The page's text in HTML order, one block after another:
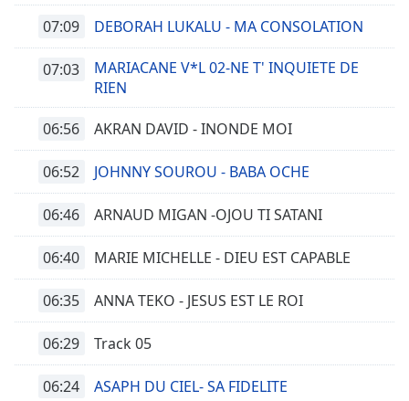
07:09 DEBORAH LUKALU - MA CONSOLATION
07:03
MARIACANE V*L 02-NE T' INQUIETE DE
RIEN
06:56 AKRAN DAVID - INONDE MOI
06:52 JOHNNY SOUROU - BABA OCHE
06:46 ARNAUD MIGAN -OJOU TI SATANI
06:40 MARIE MICHELLE - DIEU EST CAPABLE
06:35 ANNA TEKO - JESUS EST LE ROI
06:29 Track 05
06:24 ASAPH DU CIEL- SA FIDELITE